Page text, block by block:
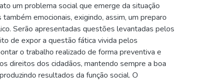
um problema social que emerge da situação
emocionais, exigindo, assim, um preparo
Serão apresentadas questões levantadas pelos
de expor a questão fática vivida pelos
o trabalho realizado de forma preventiva e
direitos dos cidadãos, mantendo sempre a boa
resultados da função social. O